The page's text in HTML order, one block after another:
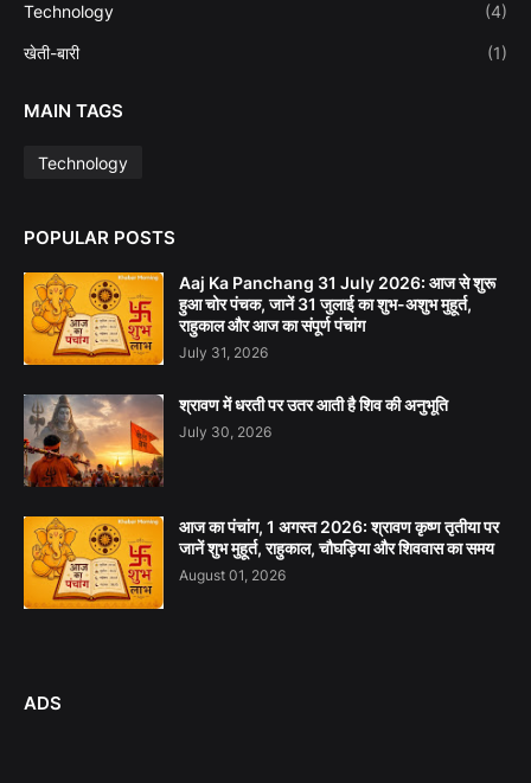
Technology (4)
खेती-बारी (1)
MAIN TAGS
Technology
POPULAR POSTS
Aaj Ka Panchang 31 July 2026: आज से शुरू
हुआ चोर पंचक, जानें 31 जुलाई का शुभ-अशुभ मुहूर्त,
राहुकाल और आज का संपूर्ण पंचांग
July 31, 2026
श्रावण में धरती पर उतर आती है शिव की अनुभूति
July 30, 2026
आज का पंचांग, 1 अगस्त 2026: श्रावण कृष्ण तृतीया पर
जानें शुभ मुहूर्त, राहुकाल, चौघड़िया और शिववास का समय
August 01, 2026
ADS